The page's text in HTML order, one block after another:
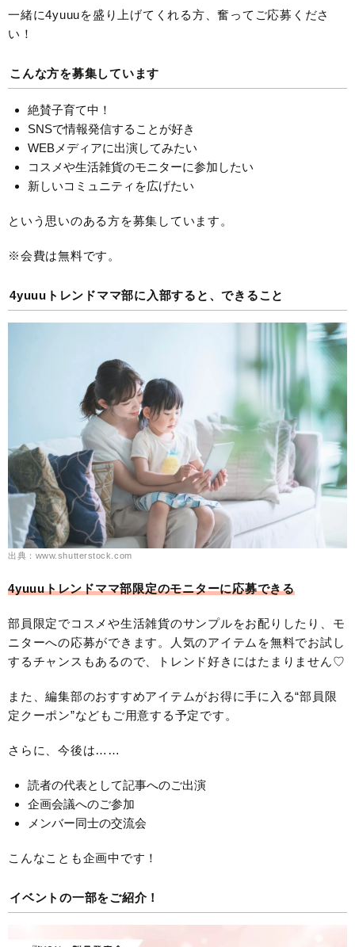
一緒に4yuuuを盛り上げてくれる方、奮ってご応募くださ
い！
こんな方を募集しています
絶賛子育て中！
SNSで情報発信することが好き
WEBメディアに出演してみたい
コスメや生活雑貨のモニターに参加したい
新しいコミュニティを広げたい
という思いのある方を募集しています。
※会費は無料です。
4yuuuトレンドママ部に入部すると、できること
出典：www.shutterstock.com
4yuuuトレンドママ部限定のモニターに応募できる
部員限定でコスメや生活雑貨のサンプルをお配りしたり、モ
ニターへの応募ができます。人気のアイテムを無料でお試し
するチャンスもあるので、トレンド好きにはたまりません♡
また、編集部のおすすめアイテムがお得に手に入る“部員限
定クーポン”などもご用意する予定です。
さらに、今後は……
読者の代表として記事へのご出演
企画会議へのご参加
メンバー同士の交流会
こんなことも企画中です！
イベントの一部をご紹介！